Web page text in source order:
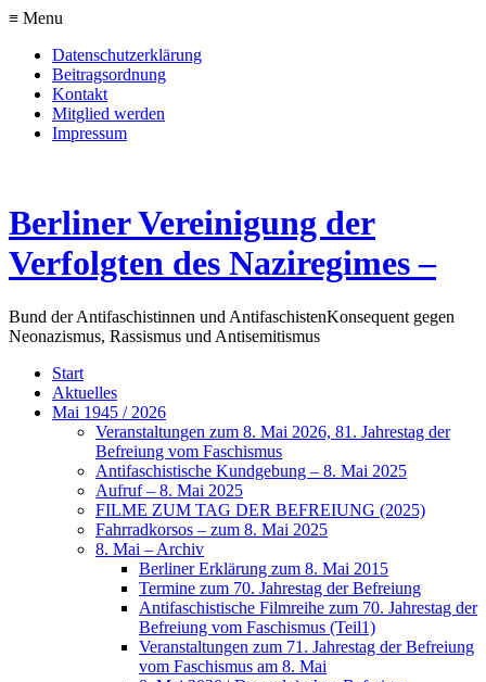
≡ Menu
Datenschutzerklärung
Beitragsordnung
Kontakt
Mitglied werden
Impressum
Berliner Vereinigung der
Verfolgten des Naziregimes –
Bund der Antifaschistinnen und AntifaschistenKonsequent gegen
Neonazismus, Rassismus und Antisemitismus
Start
Aktuelles
Mai 1945 / 2026
Veranstaltungen zum 8. Mai 2026, 81. Jahrestag der
Befreiung vom Faschismus
Antifaschistische Kundgebung – 8. Mai 2025
Aufruf – 8. Mai 2025
FILME ZUM TAG DER BEFREIUNG (2025)
Fahrradkorsos – zum 8. Mai 2025
8. Mai – Archiv
Berliner Erklärung zum 8. Mai 2015
Termine zum 70. Jahrestag der Befreiung
Antifaschistische Filmreihe zum 70. Jahrestag der
Befreiung vom Faschismus (Teil1)
Veranstaltungen zum 71. Jahrestag der Befreiung
vom Faschismus am 8. Mai